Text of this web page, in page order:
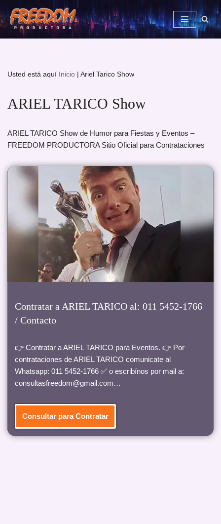
Saltar
al
Usted está aquí Inicio | Ariel Tarico Show
ARIEL TARICO Show
ARIEL TARICO Show de Humor para Fiestas y Eventos –
FREEDOM PRODUCTORA Sitio Oficial para Contrataciones
Contratar a ARIEL TARICO al: 011 5452-1766
/ Contacto
👉 Contratar a ARIEL TARICO para Eventos. 👉 Por
contrataciones de ARIEL TARICO comunicate al
Whatsapp: 011 5452-1766 ✅ o escribínos por mail a:
consultasfreedom@gmail.com…
Consultar para Contratar